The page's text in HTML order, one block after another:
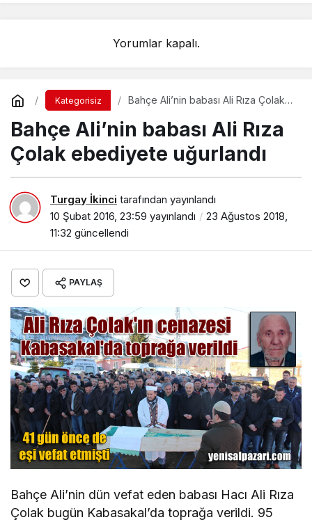
Yorumlar kapalı.
Kategorisiz
Bahçe Ali’nin babası Ali Rıza Çolak
Bahçe Ali’nin babası Ali Rıza
Çolak ebediyete uğurlandı
Turgay İkinci tarafından yayınlandı
10 Şubat 2016, 23:59 yayınlandı
23 Ağustos 2018,
11:32 güncellendi
PAYLAŞ
Bahçe Ali’nin dün vefat eden babası Hacı Ali Rıza
Çolak bugün Kabasakal’da toprağa verildi. 95